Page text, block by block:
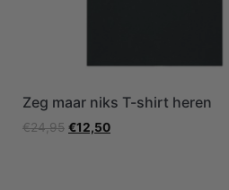
Zeg maar niks T-shirt heren
€24,95 €12,50